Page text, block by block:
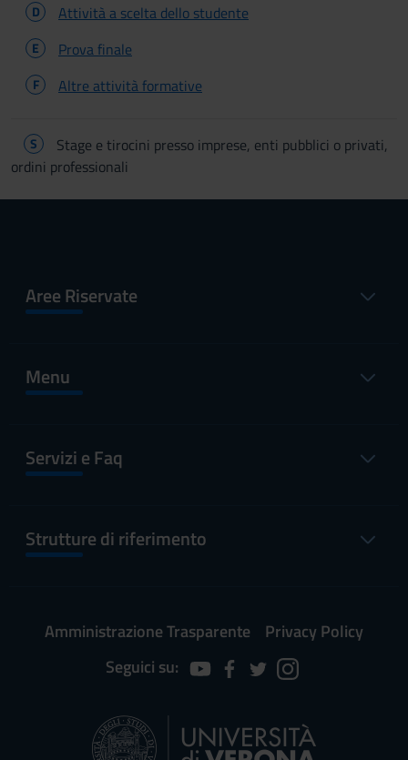
D Attività a scelta dello studente
E Prova finale
F Altre attività formative
S
Stage e tirocini presso imprese, enti pubblici o privati,
ordini professionali
Aree Riservate
Menu
Servizi e Faq
Strutture di riferimento
Amministrazione Trasparente
Privacy Policy
Seguici su: